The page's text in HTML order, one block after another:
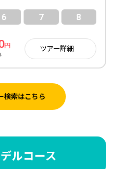
6 7 8
円 ツアー詳細
検索はこちら
ルコース